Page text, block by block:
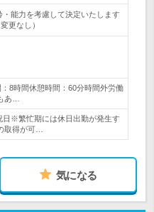
能力を考慮して決定いたします
更なし）
8時間休憩時間：60分時間外労働
あ…
日※繁忙期には休日出勤が発生す
取得が可…
気になる